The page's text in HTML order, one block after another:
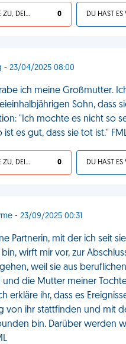
ICH STIMME ZU, DEIN LEBEN IST SCHEISSE 0
- 23/04/2025 08:00
ich meine Großmutter.
Sohn, dass
"Ich mochte es nicht so
ist es gut, dass sie tot ist."
ICH STIMME ZU, DEIN LEBEN IST SCHEISSE 0
- 23/09/2025 00:31
Partnerin, mit der ich seit
wirft mir vor, zur
gehen, weil sie aus
die Mutter meiner
erkläre ihr, dass es
von ihr stattfinden und mit
bin. Darüber werden